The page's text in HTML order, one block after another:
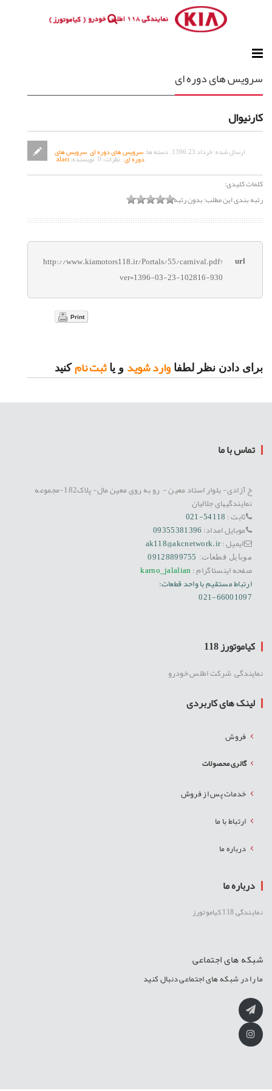
سرویس های دوره ای
کارنیوال
ارسال شده:خرداد 23, 1396 دسته ها:سرویس های دوره ای سرویس های
دوره ای, نظرات:0 نویسنده:alaei
کلمات کلیدی:
رتبه بندی این مطلب:بدون رتبه
url
http://www.kiamotors118.ir/Portals/55/carnival.pdf?
ver=1396-03-23-102816-930
Print
برای دادن نظر لطفا وارد شوید و یاثبت نامکنید
تماس با ما
خ آزادی- بلوار استاد معین - رو به روی معین مال- پلاک182-مجموعه
نمایندگیهای جلالیان
ثابت :54118-021
موبایل امداد:09355381396
ایمیل :ak118@akcnetwork.ir
موبایل قطعات: 09128899755
صفحه اینستاگرام :karno_jalalian
ارتباط مستقیم با واحد قطعات:
021-66001097
کیاموتورز 118
نمایندگی شرکت اطلس خودرو
لینک های کاربردی
فروش
گالری محصولات
خدمات پس از فروش
ارتباط با ما
درباره ما
درباره ما
نمایندگی 118 کیاموتورز
شبکه های اجتماعی
ما را در شبکه های اجتماعی دنبال کنید